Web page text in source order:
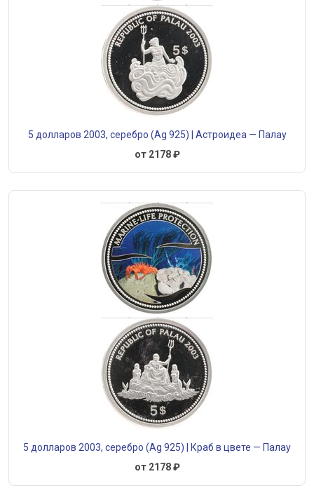
5 долларов 2003, серебро (Ag 925) | Астроидеа — Палау
от 2178 ₽
5 долларов 2003, серебро (Ag 925) | Краб в цвете — Палау
от 2178 ₽